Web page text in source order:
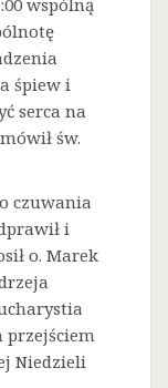
wspólną
śpiew i
serca na
św.
czuwania
i
o. Marek
przejściem
Niedzieli